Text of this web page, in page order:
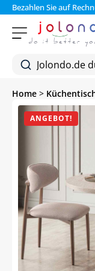
Bezahlen Sie auf
Home >
ANGEBOT!